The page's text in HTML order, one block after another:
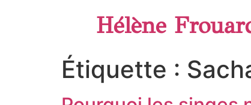
Hélène
Étiquette :